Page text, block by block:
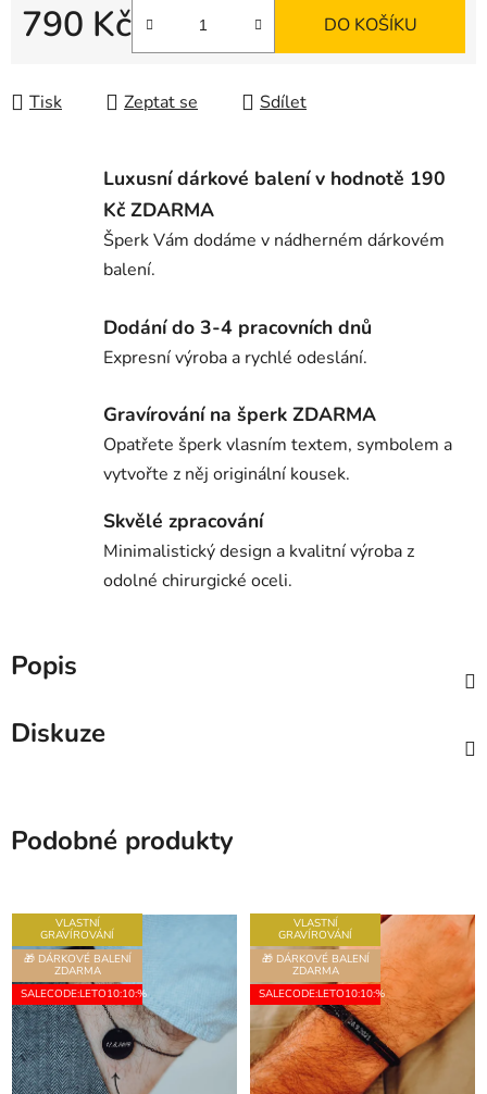
790 Kč DO KOŠÍKU
Tisk Zeptat se Sdílet
Luxusní dárkové balení v hodnotě 190
Kč ZDARMA
Šperk Vám dodáme v nádherném dárkovém
balení.
Dodání do 3-4 pracovních dnů
Expresní výroba a rychlé odeslání.
Gravírování na šperk ZDARMA
Opatřete šperk vlasním textem, symbolem a
vytvořte z něj originální kousek.
Skvělé zpracování
Minimalistický design a kvalitní výroba z
odolné chirurgické oceli.
Popis
Diskuze
Podobné produkty
VLASTNÍ
GRAVÍROVÁNÍ
🎁 DÁRKOVÉ BALENÍ
ZDARMA
SALECODE:LETO10:10:%
VLASTNÍ
GRAVÍROVÁNÍ
🎁 DÁRKOVÉ BALENÍ
ZDARMA
SALECODE:LETO10:10:%